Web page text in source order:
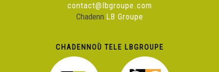
contact@lbgroupe.com
Chadenn LB Groupe
CHADENNOÙ TELE LBGROUPE